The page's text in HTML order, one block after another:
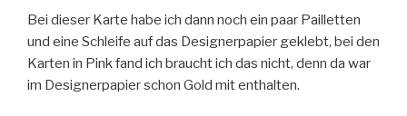
Bei dieser Karte habe ich dann noch ein paar Pailletten
und eine Schleife auf das Designerpapier geklebt, bei den
Karten in Pink fand ich braucht ich das nicht, denn da war
im Designerpapier schon Gold mit enthalten.